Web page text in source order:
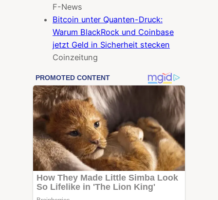
F-News
Bitcoin unter Quanten-Druck:
Warum BlackRock und Coinbase
jetzt Geld in Sicherheit stecken
Coinzeitung